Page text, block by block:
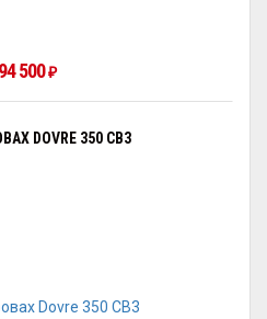
500₽
DOVRE 350 CB3